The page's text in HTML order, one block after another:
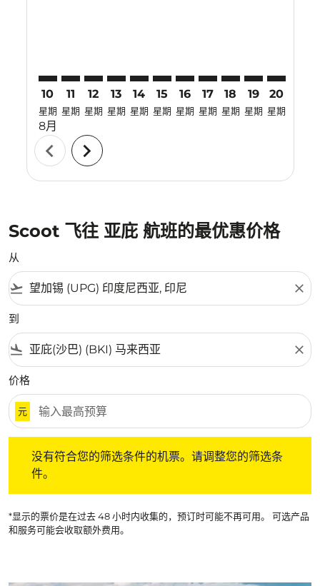
10
星期
8月
11
星期
12
星期
13
星期
14
星期
15
星期
16
星期
17
星期
18
星期
19
星期
20
星期
chevron_left chevron_right
Scoot 飞往 亚庇 航班的最优惠价格
从
flight_takeoff close
到
flight_land close
价格
元
没有符合您的筛选条件的机票。请调整您的筛选条
件。
*显示的票价是在过去 48 小时内收集的，预订时可能不再可用。 可选产品
和服务可能会收取额外费用。